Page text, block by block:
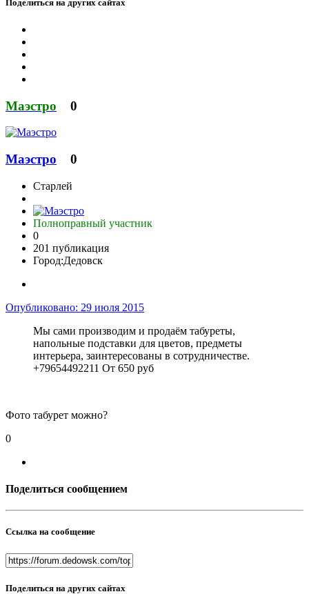
Поделиться на других сайтах
Маэстро 0
Маэстро 0
Старлей
Полноправный участник
0
201 публикация
Город:Дедовск
Опубликовано: 29 июля 2015
Мы сами производим и продаём табуреты,
напольные подставки для цветов, предметы
интерьера, заинтересованы в сотрудничестве.
+79654492211 От 650 руб
Фото табурет можно?
0
Поделиться сообщением
Ссылка на сообщение
Поделиться на других сайтах